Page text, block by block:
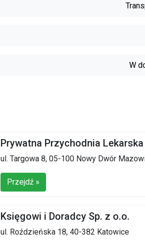
W
Prywatna Przychodnia
ul. Targowa 8, 05-100 Nowy Dwór
Przejdź »
Księgowi i Doradcy Sp. z o.o.
ul. Roździeńska 18, 40-382 Katowice